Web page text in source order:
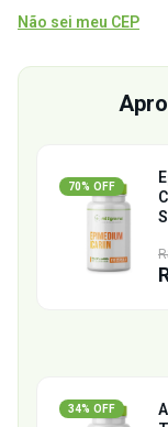
Não sei meu CEP
70% OFF
34% OFF